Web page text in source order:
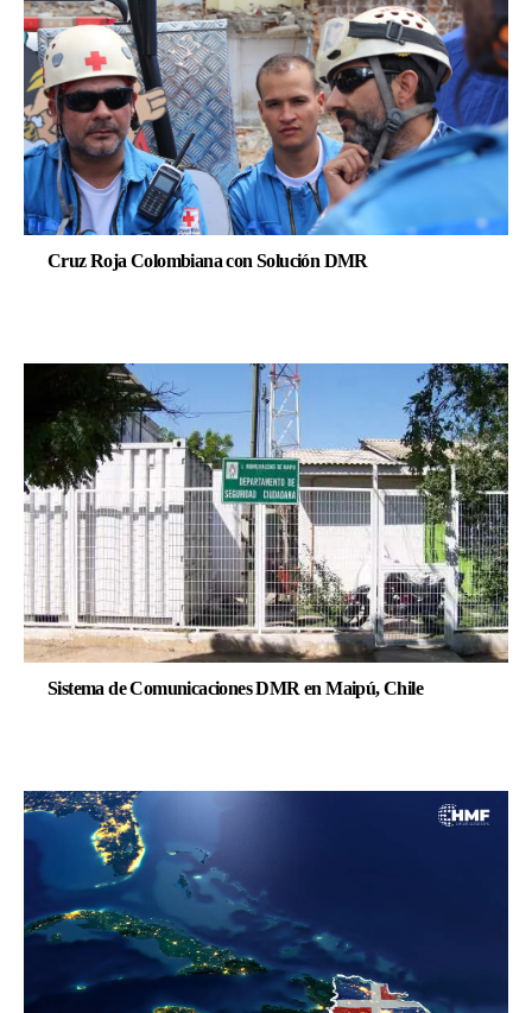
Cruz Roja Colombiana con Solución DMR
Sistema de Comunicaciones DMR en Maipú, Chile